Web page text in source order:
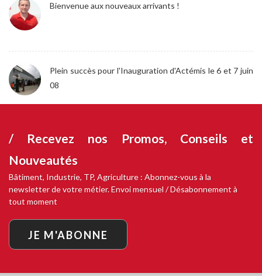
Bienvenue aux nouveaux arrivants !
Plein succès pour l'Inauguration d'Actémis le 6 et 7 juin
08
/ Recevez nos Promos, Conseils et
Nouveautés
Bâtiment, Industrie, TP, Agriculture : Abonnez-vous à la
newsletter de votre métier. Envoi mensuel / Désabonnement à
tout moment
JE M'ABONNE